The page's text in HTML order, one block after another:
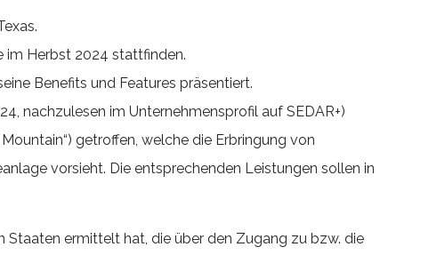
im Herbst 2024 stattfinden.
Benefits und Features präsentiert.
nachzulesen im Unternehmensprofil auf SEDAR+)
getroffen, welche die Erbringung von
vorsieht. Die entsprechenden Leistungen sollen in
Staaten ermittelt hat, die über den Zugang zu bzw. die